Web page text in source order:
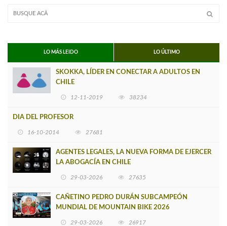
LO MÁS LEIDO LO ÚLTIMO
SKOKKA, LÍDER EN CONECTAR A ADULTOS EN
CHILE
12-11-2019 38234
DIA DEL PROFESOR
16-10-2014 27681
AGENTES LEGALES, LA NUEVA FORMA DE EJERCER
LA ABOGACÍA EN CHILE
29-03-2026 27635
CAÑETINO PEDRO DURÁN SUBCAMPEÓN
MUNDIAL DE MOUNTAIN BIKE 2026
29-03-2026 26917